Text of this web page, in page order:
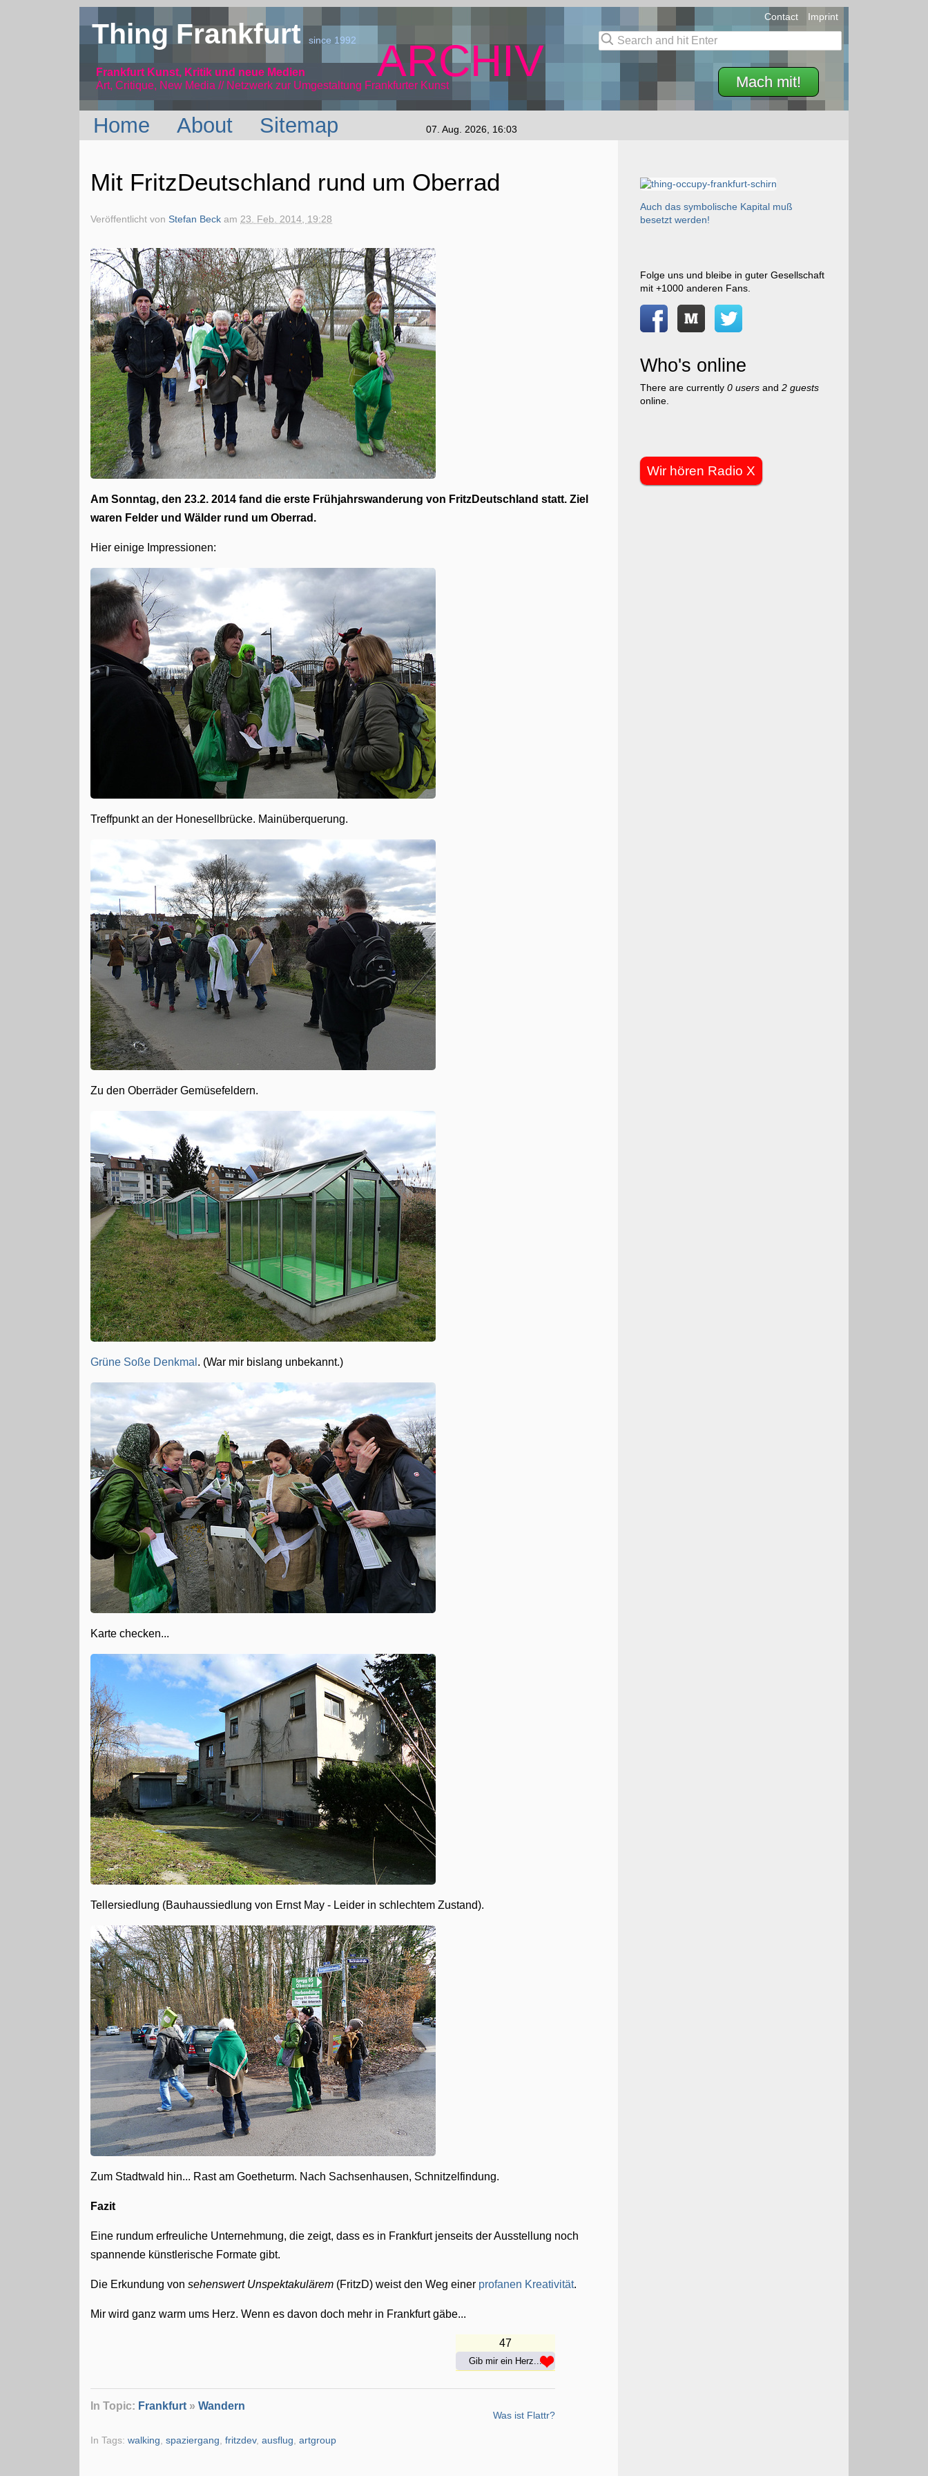
Thing Frankfurtsince 1992
Frankfurt Kunst, Kritik und neue Medien
Art, Critique, New Media // Netzwerk
ARCHIV
zur Umgestaltung Frankfurter Kunst Mach mit!
Contact Imprint
Home About Sitemap 07. Aug. 2026, 16:03
Mit FritzDeutschland rund um Oberrad
Veröffentlicht vonStefan Beck am23. Feb. 2014, 19:28
Am Sonntag, den 23.2. 2014 fand die erste Frühjahrswanderung von FritzDeutschland statt. Ziel
waren Felder und Wälder rund um Oberrad.
Hier einige Impressionen:
Treffpunkt an der Honesellbrücke. Mainüberquerung.
Zu den Oberräder Gemüsefeldern.
Grüne Soße Denkmal . (War mir bislang unbekannt.)
Karte checken...
Tellersiedlung (Bauhaussiedlung von Ernst May - Leider in schlechtem Zustand).
Zum Stadtwald hin... Rast am Goetheturm. Nach Sachsenhausen, Schnitzelfindung.
Fazit
Eine rundum erfreuliche Unternehmung, die zeigt, dass es in Frankfurt jenseits der Ausstellung noch
spannende künstlerische Formate gibt.
Die Erkundung vonsehenswert Unspektakulärem (FritzD) weist den Weg einer profanen Kreativität.
Mir wird ganz warm ums Herz. Wenn es davon doch mehr in Frankfurt gäbe...
47
Gib mir ein Herz...
In Topic: Frankfurt »Wandern
In Tags:walking ,spaziergang ,fritzdev,ausflug ,artgroup
Was ist Flattr?
Auch das symbolische Kapital muß
besetzt werden!
Folge uns und bleibe in guter Gesellschaft
mit +1000 anderen Fans.
Who's online
There are currently 0 usersand 2 guests
online.
Wir hören Radio X